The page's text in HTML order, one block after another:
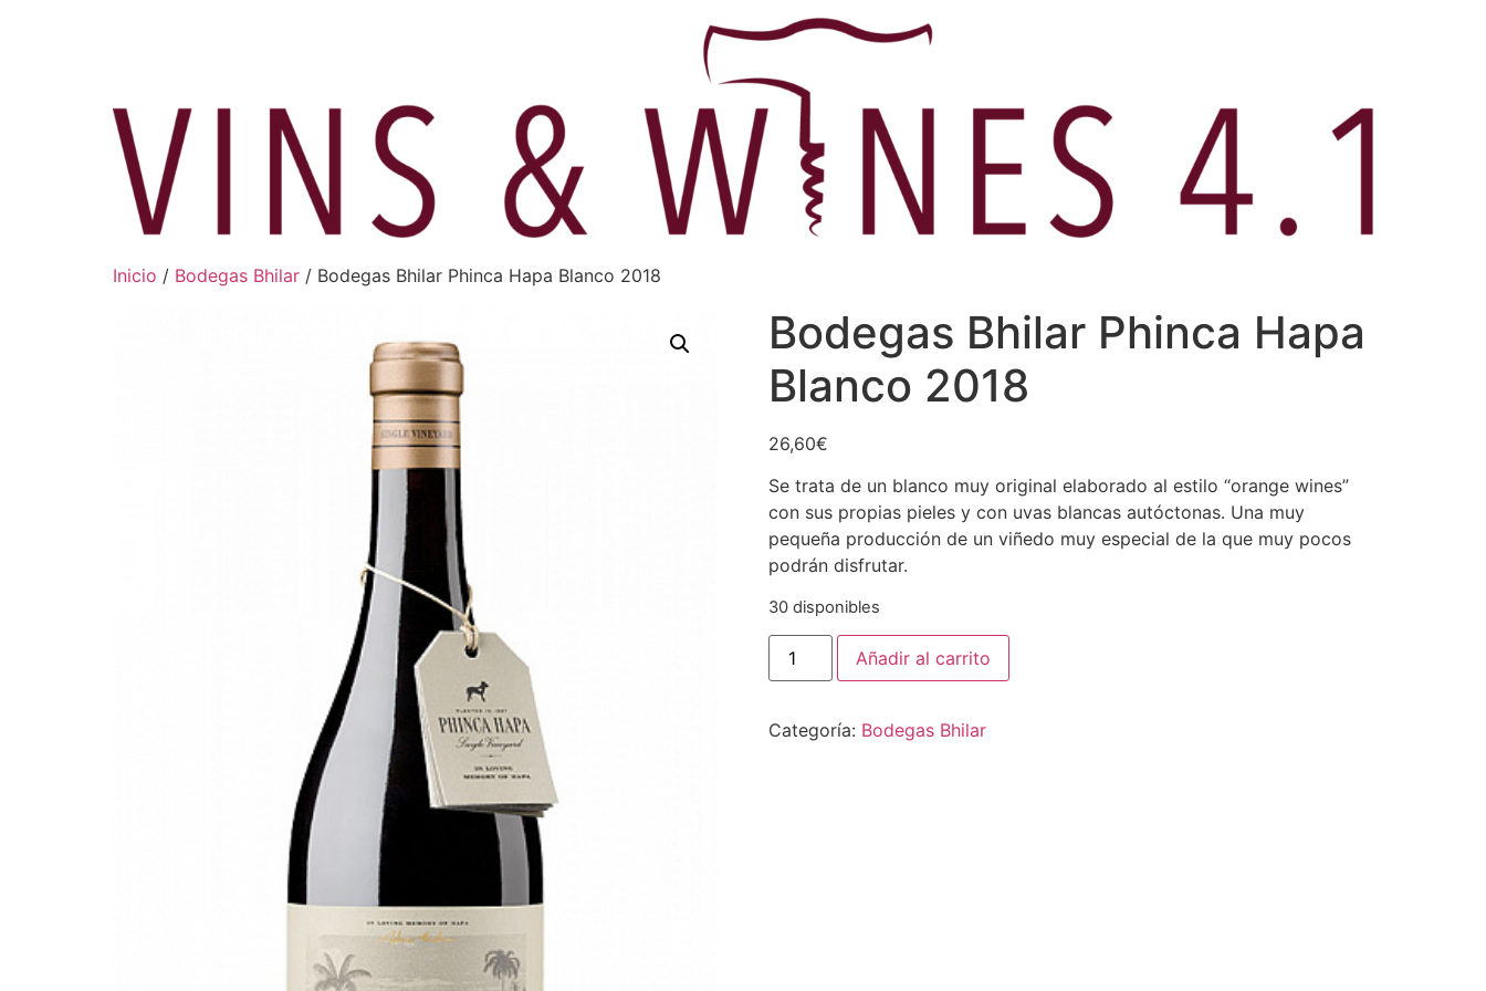
Inicio / Bodegas Bhilar / Bodegas Bhilar Phinca Hapa Blanco 2018
Bodegas Bhilar Phinca Hapa
Blanco 2018
26,60€
Se trata de un blanco muy original elaborado al estilo “orange wines”
con sus propias pieles y con uvas blancas autóctonas. Una muy
pequeña producción de un viñedo muy especial de la que muy pocos
podrán disfrutar.
30 disponibles
Bodegas
Bhilar
Phinca
2018
Añadir al carrito
Categoría: Bodegas Bhilar